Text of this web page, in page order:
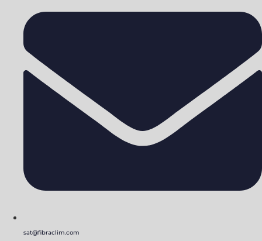
sat@fibraclim.com